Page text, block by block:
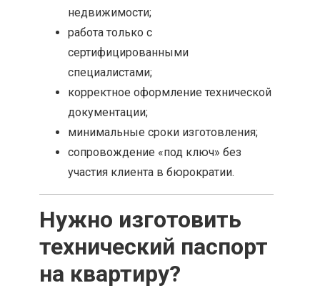
недвижимости;
работа только с
сертифицированными
специалистами;
корректное оформление технической
документации;
минимальные сроки изготовления;
сопровождение «под ключ» без
участия клиента в бюрократии.
Нужно изготовить
технический паспорт
на квартиру?